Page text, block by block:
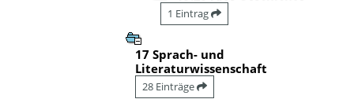
1 Eintrag
17 Sprach- und
Literaturwissenschaft
28 Einträge